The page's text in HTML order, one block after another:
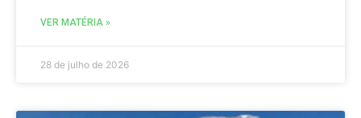
VER MATÉRIA »
28 de julho de 2026